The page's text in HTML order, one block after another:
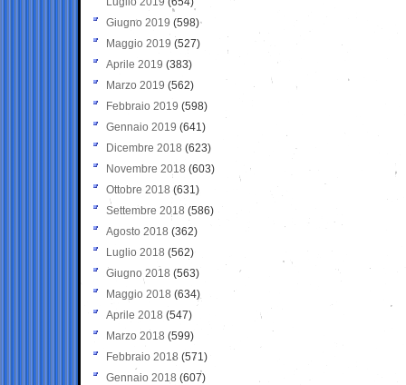
Giugno 2019 (598)
Maggio 2019 (527)
Aprile 2019 (383)
Marzo 2019 (562)
Febbraio 2019 (598)
Gennaio 2019 (641)
Dicembre 2018 (623)
Novembre 2018 (603)
Ottobre 2018 (631)
Settembre 2018 (586)
Agosto 2018 (362)
Luglio 2018 (562)
Giugno 2018 (563)
Maggio 2018 (634)
Aprile 2018 (547)
Marzo 2018 (599)
Febbraio 2018 (571)
Gennaio 2018 (607)